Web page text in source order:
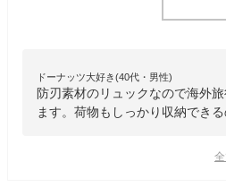
ドーナッツ大好き(40代・男性)
防刃素材のリュックなので海外
ます。荷物もしっかり収納でき